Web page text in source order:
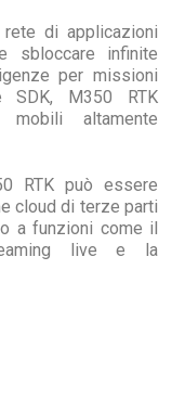
di applicazioni
sbloccare infinite
per missioni
SDK, M350 RTK
altamente
RTK può essere
cloud di terze parti
a funzioni come il
live e la